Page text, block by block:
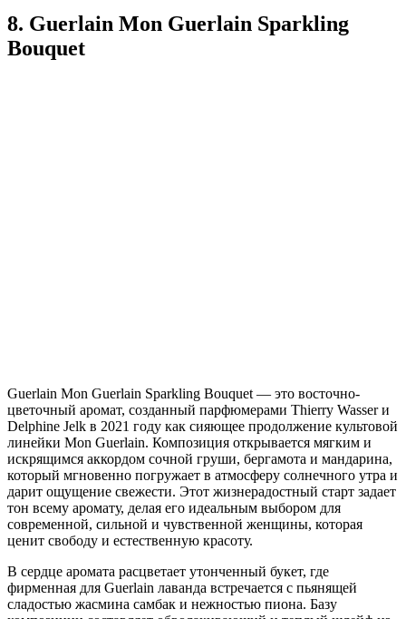
8. Guerlain Mon Guerlain Sparkling
Bouquet
Guerlain Mon Guerlain Sparkling Bouquet — это восточно-
цветочный аромат, созданный парфюмерами Thierry Wasser и
Delphine Jelk в 2021 году как сияющее продолжение культовой
линейки Mon Guerlain. Композиция открывается мягким и
искрящимся аккордом сочной груши, бергамота и мандарина,
который мгновенно погружает в атмосферу солнечного утра и
дарит ощущение свежести. Этот жизнерадостный старт задает
тон всему аромату, делая его идеальным выбором для
современной, сильной и чувственной женщины, которая
ценит свободу и естественную красоту.
В сердце аромата расцветает утонченный букет, где
фирменная для Guerlain лаванда встречается с пьянящей
сладостью жасмина самбак и нежностью пиона. Базу